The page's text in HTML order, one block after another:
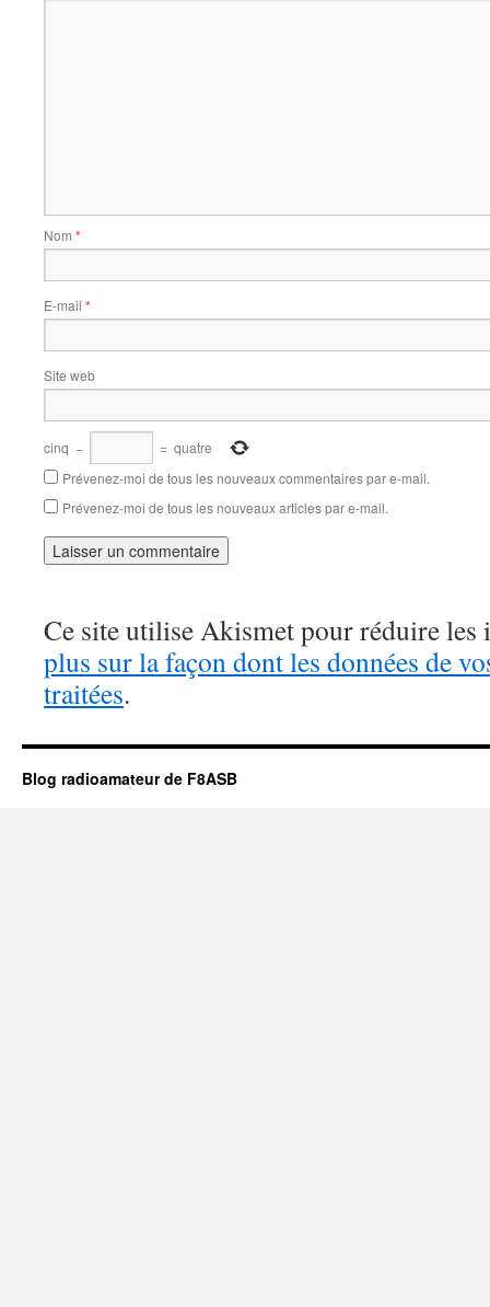
Nom *
E-mail *
Site web
cinq − = quatre
Prévenez-moi de tous les nouveaux commentaires par e-mail.
Prévenez-moi de tous les nouveaux articles par e-mail.
Ce site utilise Akismet pour réduire les
plus sur la façon dont les données de
traitées.
Blog radioamateur de F8ASB